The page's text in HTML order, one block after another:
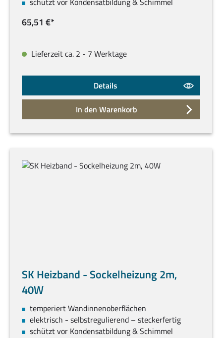
65,51 €*
Lieferzeit ca. 2 - 7 Werktage
Details
In den Warenkorb
SK Heizband - Sockelheizung 2m,
40W
temperiert Wandinnenoberflächen
elektrisch - selbstregulierend – steckerfertig
schützt vor Kondensatbildung & Schimmel